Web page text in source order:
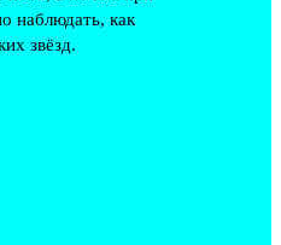
наблюдать, как
звёзд.